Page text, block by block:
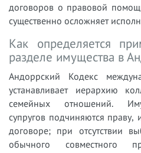
договоров о правовой
существенно осложняет
Как определяется
разделе имущества в
Андоррский Кодекс
устанавливает иерархию
семейных отношений.
супругов подчиняются
договоре; при отсутствии
обычного совместного